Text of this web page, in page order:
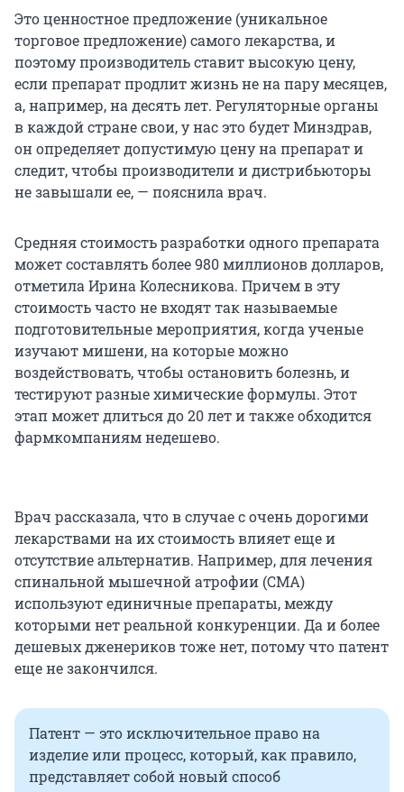
Это ценностное предложение (уникальное
торговое предложение) самого лекарства, и
поэтому производитель ставит высокую цену,
если препарат продлит жизнь не на пару месяцев,
а, например, на десять лет. Регуляторные органы
в каждой стране свои, у нас это будет Минздрав,
он определяет допустимую цену на препарат и
следит, чтобы производители и дистрибьюторы
не завышали ее, — пояснила врач.
Средняя стоимость разработки одного препарата
может составлять более 980 миллионов долларов,
отметила Ирина Колесникова. Причем в эту
стоимость часто не входят так называемые
подготовительные мероприятия, когда ученые
изучают мишени, на которые можно
воздействовать, чтобы остановить болезнь, и
тестируют разные химические формулы. Этот
этап может длиться до 20 лет и также обходится
фармкомпаниям недешево.
Врач рассказала, что в случае с очень дорогими
лекарствами на их стоимость влияет еще и
отсутствие альтернатив. Например, для лечения
спинальной мышечной атрофии (СМА)
используют единичные препараты, между
которыми нет реальной конкуренции. Да и более
дешевых дженериков тоже нет, потому что патент
еще не закончился.
Патент — это исключительное право на
изделие или процесс, который, как правило,
представляет собой новый способ